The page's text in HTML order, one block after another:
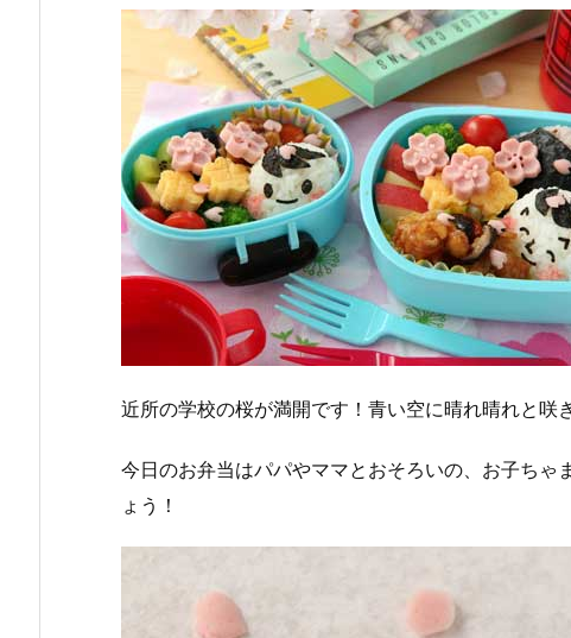
近所の学校の桜が満開です！青い空に晴れ晴れと
今日のお弁当はパパやママとおそろいの、お子ち
ょう！